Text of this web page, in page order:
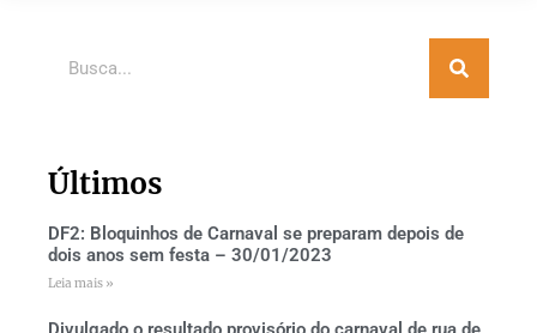
Últimos
DF2: Bloquinhos de Carnaval se preparam depois de
dois anos sem festa – 30/01/2023
Leia mais »